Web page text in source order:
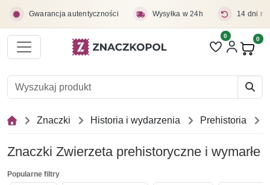
Gwarancja autentyczności Wysyłka w 24h 14 dni
Liczba pozycji
0 0
Znaczki Historia i wydarzenia Prehistoria
Znaczki Zwierzeta prehistoryczne i wymarłe
Popularne filtry